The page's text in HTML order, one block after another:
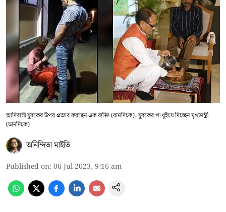
আদিবাসী যুবকের উপর প্রস্রাব করছেন এক ব্যক্তি (বামদিকে), যুবকের পা ধুইয়ে দিচ্ছেন মুখ্যমন্ত্রী
(ডানদিকে)
অনিন্দিতা মাইতি
Published on:06 Jul 2023, 9:16 am